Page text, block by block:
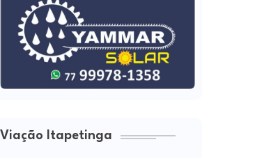
Viação Itapetinga